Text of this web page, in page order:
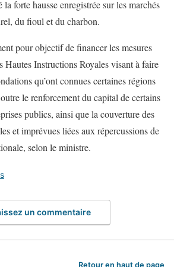
forte hausse enregistrée sur les marchés
du fioul et du charbon.
pour objectif de financer les mesures
Hautes Instructions Royales visant à faire
qu’ont connues certaines régions
le renforcement du capital de certains
publics, ainsi que la couverture des
et imprévues liées aux répercussions de
selon le ministre.
un commentaire
Retour en haut de page